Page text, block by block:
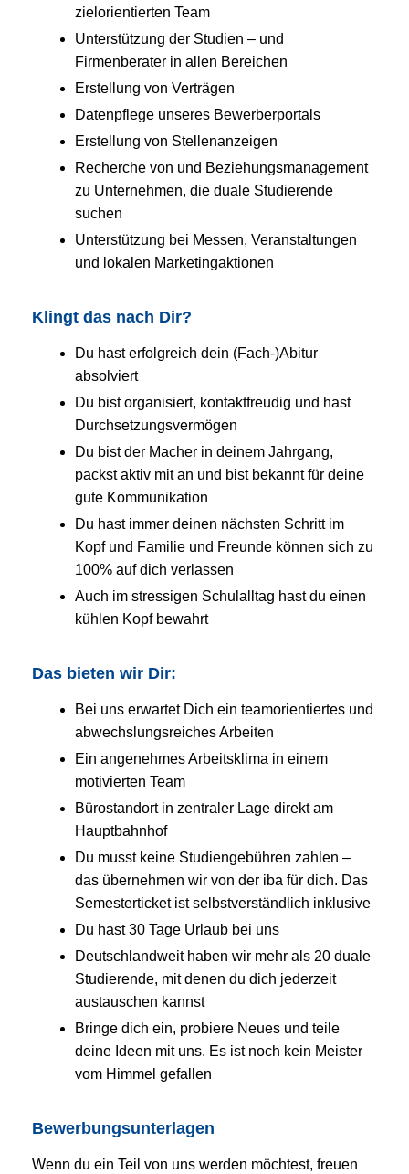
zielorientierten Team
Unterstützung der Studien – und
Firmenberater in allen Bereichen
Erstellung von Verträgen
Datenpflege unseres Bewerberportals
Erstellung von Stellenanzeigen
Recherche von und Beziehungsmanagement
zu Unternehmen, die duale Studierende
suchen
Unterstützung bei Messen, Veranstaltungen
und lokalen Marketingaktionen
Klingt das nach Dir?
Du hast erfolgreich dein (Fach-)Abitur
absolviert
Du bist organisiert, kontaktfreudig und hast
Durchsetzungsvermögen
Du bist der Macher in deinem Jahrgang,
packst aktiv mit an und bist bekannt für deine
gute Kommunikation
Du hast immer deinen nächsten Schritt im
Kopf und Familie und Freunde können sich zu
100% auf dich verlassen
Auch im stressigen Schulalltag hast du einen
kühlen Kopf bewahrt
Das bieten wir Dir:
Bei uns erwartet Dich ein teamorientiertes und
abwechslungsreiches Arbeiten
Ein angenehmes Arbeitsklima in einem
motivierten Team
Bürostandort in zentraler Lage direkt am
Hauptbahnhof
Du musst keine Studiengebühren zahlen –
das übernehmen wir von der iba für dich. Das
Semesterticket ist selbstverständlich inklusive
Du hast 30 Tage Urlaub bei uns
Deutschlandweit haben wir mehr als 20 duale
Studierende, mit denen du dich jederzeit
austauschen kannst
Bringe dich ein, probiere Neues und teile
deine Ideen mit uns. Es ist noch kein Meister
vom Himmel gefallen
Bewerbungsunterlagen
Wenn du ein Teil von uns werden möchtest, freuen